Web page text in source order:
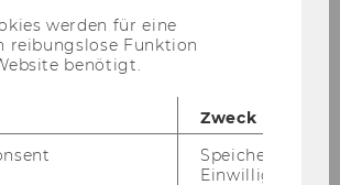
vom 5. Februar 2014, 19.
werden für eine
reibungslose Funktion
benötigt.
Zweck
Speichert Ihre
Einwilligung zur